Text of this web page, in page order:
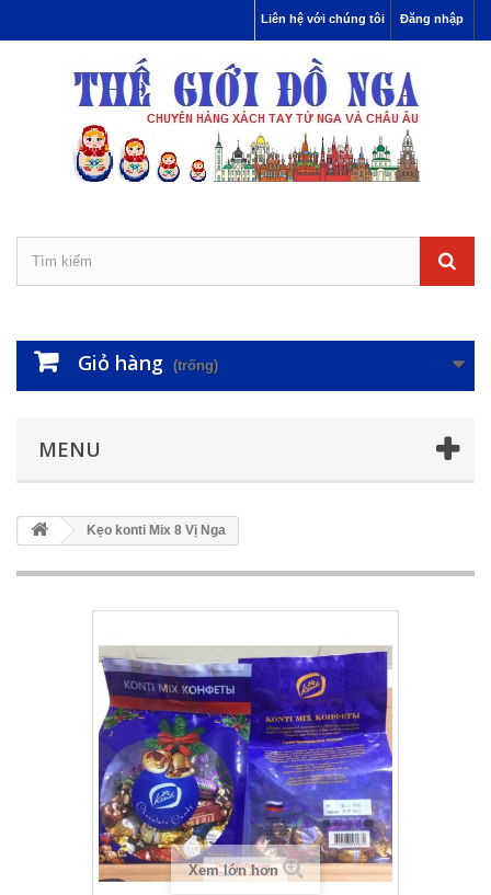
Đăng nhập
Liên hệ với chúng tôi
Giỏ hàng (trống)
MENU
Kẹo konti Mix 8 Vị Nga
Xem lớn hơn